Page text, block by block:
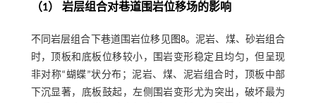
（1） 岩层组合对巷道围岩位移场的影响
不同岩层组合下巷道围岩位移见图8。泥岩、煤、砂岩组合
时，顶板和底板位移较小，围岩变形稳定且均匀，但呈现
非对称“蝴蝶”状分布；泥岩、煤、泥岩组合时，顶板中部
下沉显著，底板鼓起，左侧围岩变形尤为突出，破坏最为